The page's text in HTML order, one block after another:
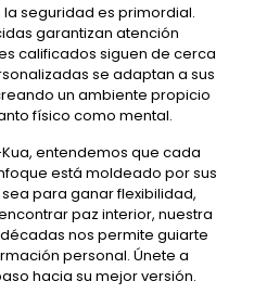
la seguridad es primordial.
garantizan atención
calificados siguen de cerca
se adaptan a sus
un ambiente propicio
físico como mental.
entendemos que cada
está moldeado por sus
para ganar flexibilidad,
paz interior, nuestra
nos permite guiarte
personal. Únete a
hacia su mejor versión.